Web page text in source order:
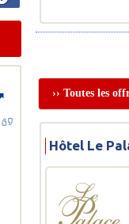
›› Toutes les
Hôtel Le